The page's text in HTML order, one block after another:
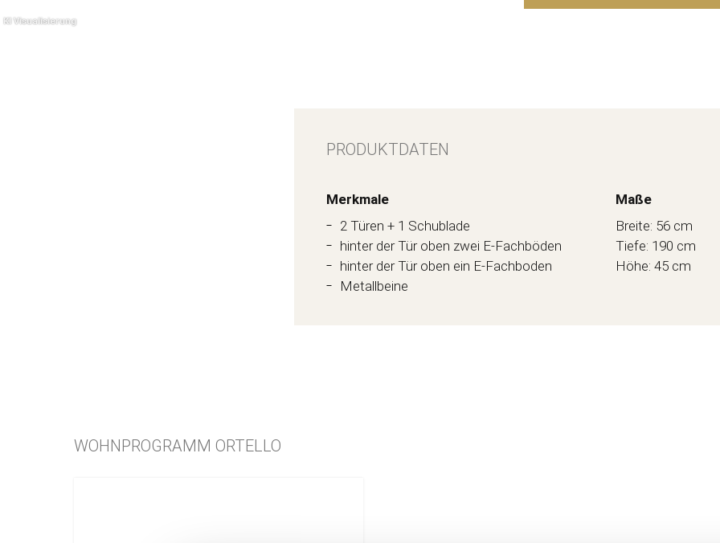
PRODUKTDATEN
Merkmale
2 Türen + 1 Schublade
hinter der Tür oben zwei E-Fachböden
hinter der Tür oben ein E-Fachboden
Metallbeine
Maße
Breite: 56 cm
Tiefe: 190 cm
Höhe: 45 cm
WOHNPROGRAMM ORTELLO